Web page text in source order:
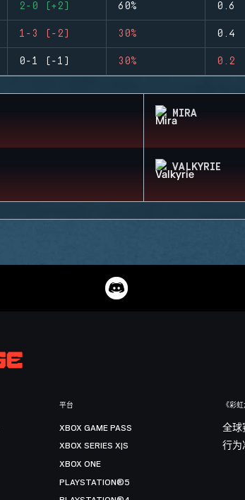
2-0 (+2) 60% 0.6
1-3 (-2) 30% 0.4
0-1 (-1) 30% 0.2
MIRA
VALKYRIE
平台
XBOX GAME PASS
XBOX SERIES X|S
XBOX ONE
PLAYSTATION®5
《彩
全球
行为